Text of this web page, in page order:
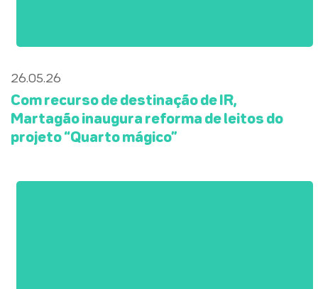
26.05.26
Com recurso de destinação de IR,
Martagão inaugura reforma de leitos do
projeto “Quarto mágico”